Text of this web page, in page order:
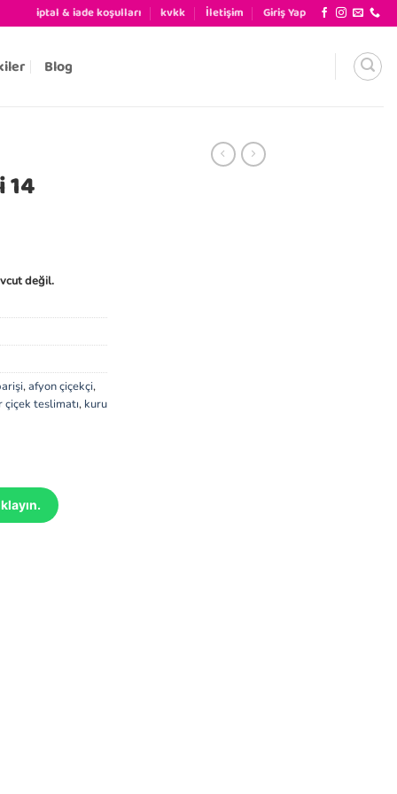
iptal & iade koşulları kvkk İletişim Giriş Yap
Blog
değil.
,afyon çiçekçi,
teslimatı, kuru